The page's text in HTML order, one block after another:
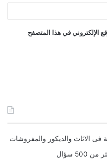
الإلكتروني في هذا المتصفح
فى الاثاث والديكور والمفروشات
سؤال